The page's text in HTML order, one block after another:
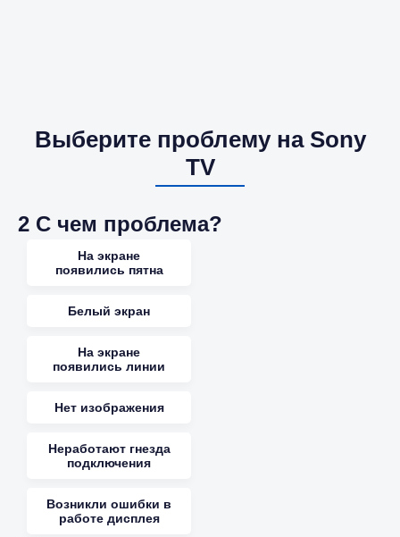
Выберите проблему на Sony
TV
2 С чем проблема?
На экране
появились пятна
Белый экран
На экране
появились линии
Нет изображения
Неработают гнезда
подключения
Возникли ошибки в
работе дисплея